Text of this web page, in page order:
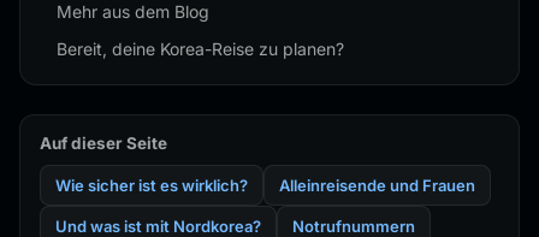
Mehr aus dem Blog
Bereit, deine Korea-Reise zu planen?
Auf dieser Seite
Wie sicher ist es wirklich? Alleinreisende und Frauen
Und was ist mit Nordkorea? Notrufnummern